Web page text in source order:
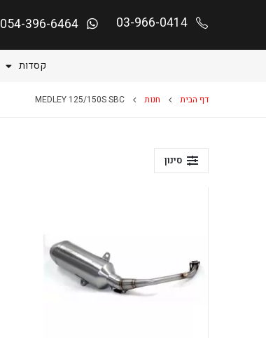
03-966-0414
054-396-6464
קסדות
דף הבית חנות MEDLEY 125/150S SBC
סינון